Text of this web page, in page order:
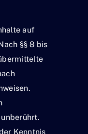
auf
§§ 8 bis
Kenntnis